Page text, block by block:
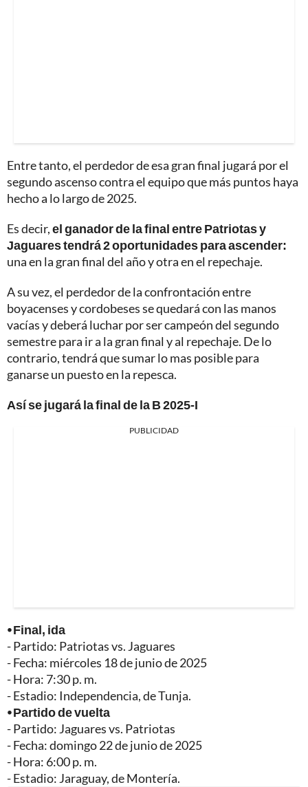
Entre tanto, el perdedor de esa gran final jugará por el
segundo ascenso contra el equipo que más puntos haya
hecho a lo largo de 2025.
Es decir,el ganador de la final entre Patriotas y
Jaguares tendrá 2 oportunidades para ascender:
una en la gran final del año y otra en el repechaje.
A su vez, el perdedor de la confrontación entre
boyacenses y cordobeses se quedará con las manos
vacías y deberá luchar por ser campeón del segundo
semestre para ir a la gran final y al repechaje. De lo
contrario, tendrá que sumar lo mas posible para
ganarse un puesto en la repesca.
Así se jugará la final de la B 2025-I
PUBLICIDAD
⦁ Final, ida
- Partido: Patriotas vs. Jaguares
- Fecha: miércoles 18 de junio de 2025
- Hora: 7:30 p. m.
- Estadio: Independencia, de Tunja.
⦁ Partido de vuelta
- Partido: Jaguares vs. Patriotas
- Fecha: domingo 22 de junio de 2025
- Hora: 6:00 p. m.
- Estadio: Jaraguay, de Montería.